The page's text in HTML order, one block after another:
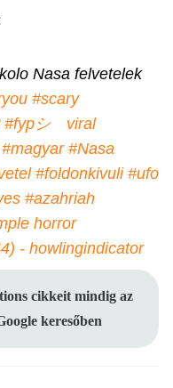
Nasa felvetelek
#scary
#fypシ゚viral
#magyar #Nasa
#foldonkivuli #ufo
#azahriah
horror
- howlingindicator
cikkeit mindig az
keresőben